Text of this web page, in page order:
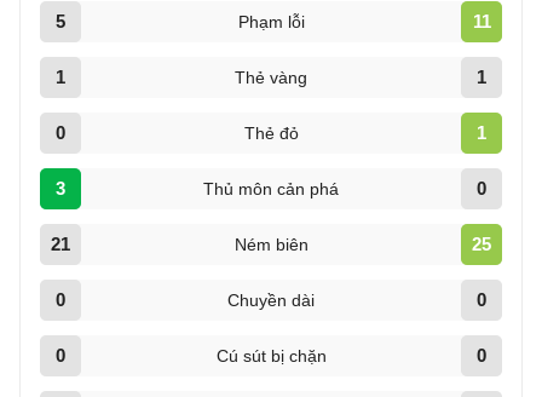
5 Phạm lỗi 11
1 Thẻ vàng 1
0 Thẻ đỏ 1
3 Thủ môn cản phá 0
21 Ném biên 25
0 Chuyền dài 0
0 Cú sút bị chặn 0